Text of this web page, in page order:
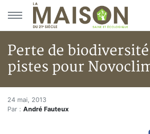
Aller au menu principal
Aller au contenu principal
Perte de
pistes pour
Accueil
Articles
Perte de
24 mai, 2013
Par : André Fauteux